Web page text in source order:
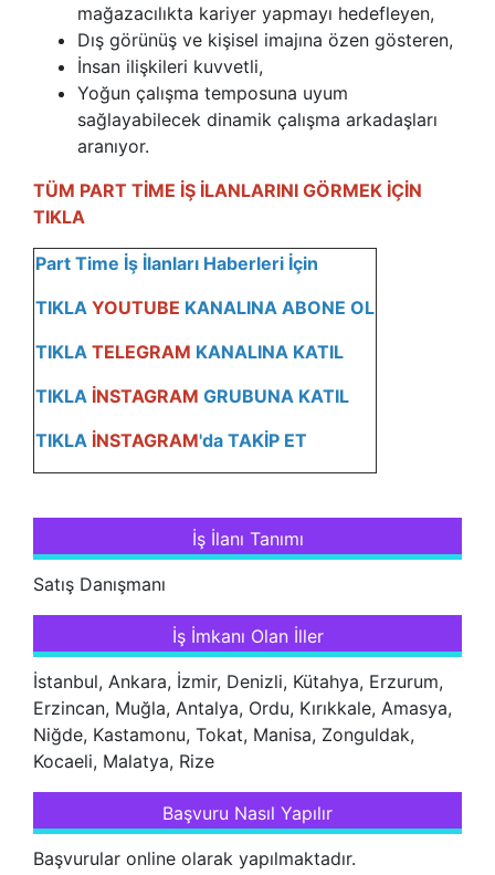
mağazacılıkta kariyer yapmayı hedefleyen,
Dış görünüş ve kişisel imajına özen gösteren,
İnsan ilişkileri kuvvetli,
Yoğun çalışma temposuna uyum
sağlayabilecek dinamik çalışma arkadaşları
aranıyor.
TÜM PART TİME İŞ İLANLARINI GÖRMEK İÇİN
TIKLA
Part Time İş İlanları Haberleri İçin
TIKLA YOUTUBE KANALINA ABONE OL
TIKLA TELEGRAM KANALINA KATIL
TIKLA İNSTAGRAM GRUBUNA KATIL
TIKLA İNSTAGRAM'da TAKİP ET
İş İlanı Tanımı
Satış Danışmanı
İş İmkanı Olan İller
İstanbul, Ankara, İzmir, Denizli, Kütahya, Erzurum,
Erzincan, Muğla, Antalya, Ordu, Kırıkkale, Amasya,
Niğde, Kastamonu, Tokat, Manisa, Zonguldak,
Kocaeli, Malatya, Rize
Başvuru Nasıl Yapılır
Başvurular online olarak yapılmaktadır.